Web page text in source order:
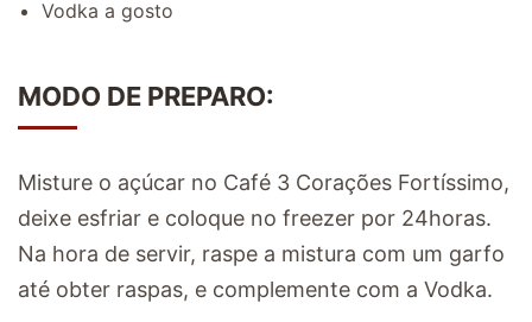
Vodka a gosto
MODO DE PREPARO:
Misture o açúcar no Café 3 Corações Fortíssimo,
deixe esfriar e coloque no freezer por 24horas.
Na hora de servir, raspe a mistura com um garfo
até obter raspas, e complemente com a Vodka.